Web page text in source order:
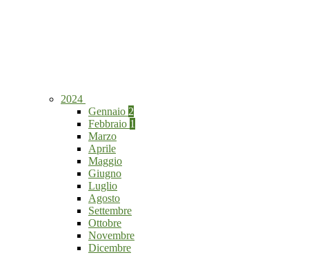
2024
Gennaio 2
Febbraio 1
Marzo
Aprile
Maggio
Giugno
Luglio
Agosto
Settembre
Ottobre
Novembre
Dicembre